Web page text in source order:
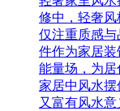
修中，轻奢
仅注重质感
件作为家居
能量场，为
家居中风水
又富有风水